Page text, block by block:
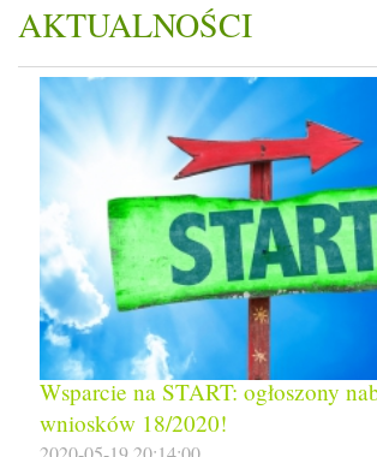
AKTUALNOŚCI
Wsparcie na START: ogłoszony
wniosków 18/2020!